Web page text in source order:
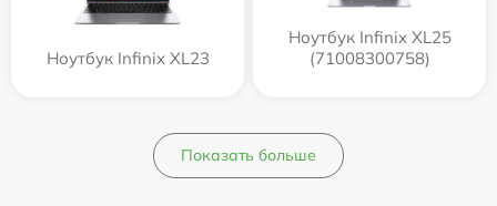
Ноутбук Infinix XL23
Ноутбук Infinix XL25
(71008300758)
Показать больше